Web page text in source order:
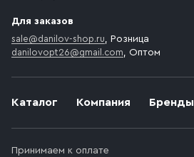
Каталог Компания Бренды
Принимаем к оплате
Для заказов
sale@danilov-shop.ru, Розница
danilovopt26@gmail.com, Оптом